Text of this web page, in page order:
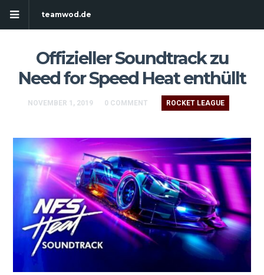
teamwod.de
Offizieller Soundtrack zu
Need for Speed Heat enthüllt
NOVEMBER 1, 2019 0 COMMENT ROCKET LEAGUE